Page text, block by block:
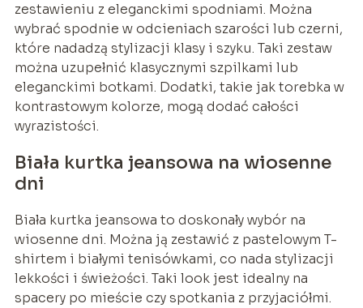
zestawieniu z eleganckimi spodniami. Można
wybrać spodnie w odcieniach szarości lub czerni,
które nadadzą stylizacji klasy i szyku. Taki zestaw
można uzupełnić klasycznymi szpilkami lub
eleganckimi botkami. Dodatki, takie jak torebka w
kontrastowym kolorze, mogą dodać całości
wyrazistości.
Biała kurtka jeansowa na wiosenne
dni
Biała kurtka jeansowa to doskonały wybór na
wiosenne dni. Można ją zestawić z pastelowym T-
shirtem i białymi tenisówkami, co nada stylizacji
lekkości i świeżości. Taki look jest idealny na
spacery po mieście czy spotkania z przyjaciółmi.